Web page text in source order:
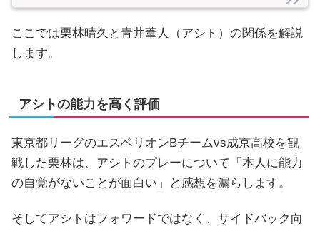
ここでは栗林晴久と青井葦人（アシト）の関係を解説
します。
アシトの能力を高く評価
東京都リーグのエスペリオンBチームvs成京高校を観
戦した栗林は、アシトのプレーについて「本人に能力
の自覚がないことが面白い」と感想を漏らします。
そしてアシトはフォワードではなく、サイドバック向